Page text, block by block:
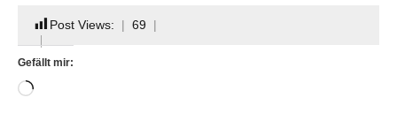
Post Views: 69
Gefällt mir:
Wird